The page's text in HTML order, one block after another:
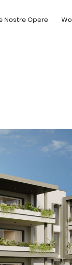
Nostre Opere